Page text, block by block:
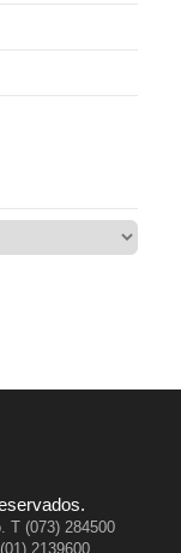
T (073) 284500
2139600